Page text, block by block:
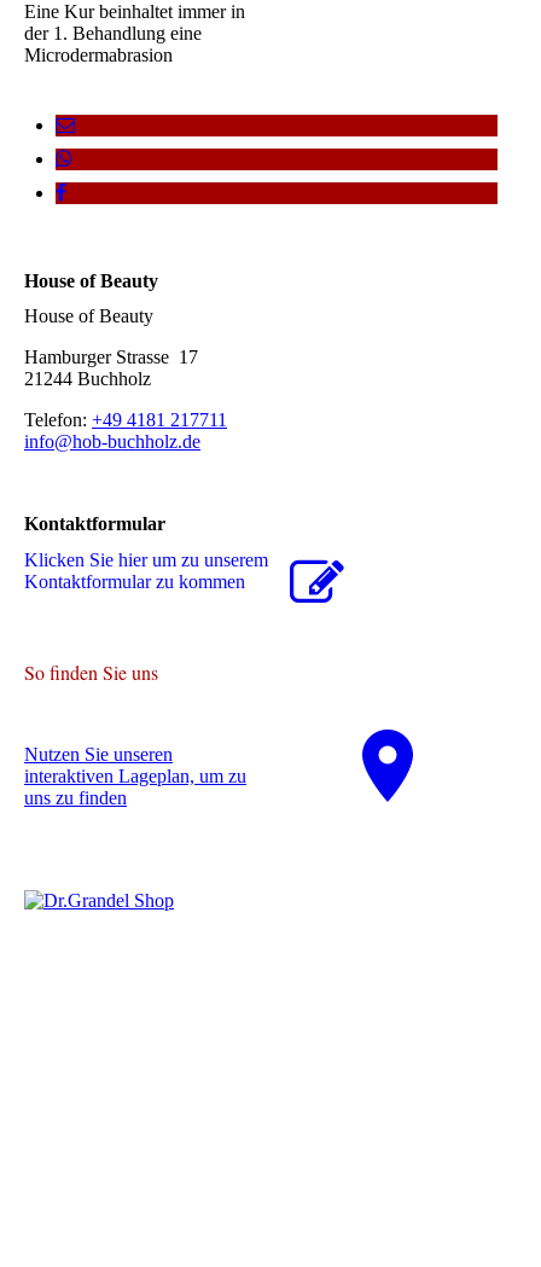
Eine Kur beinhaltet immer in
der 1. Behandlung eine
Microdermabrasion
House of Beauty
House of Beauty
Hamburger Strasse 17
21244 Buchholz
Telefon: +49 4181 217711
info@hob-buchholz.de
Kontaktformular
Klicken Sie hier um zu unserem
Kon­takt­for­mu­lar zu kommen
So finden Sie uns
Nutzen Sie unseren
interaktiven La­ge­plan, um zu
uns zu finden